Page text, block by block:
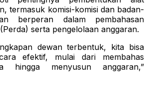
termasuk komisi-komisi dan badan-
berperan dalam pembahasan
serta pengelolaan anggaran.
dewan terbentuk, kita bisa
efektif, mulai dari membahas
hingga menyusun anggaran,”